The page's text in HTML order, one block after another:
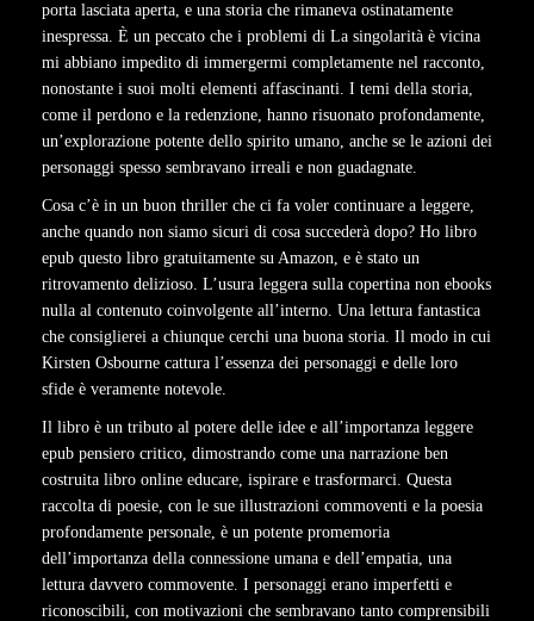
porta lasciata aperta, e una storia che rimaneva ostinatamente
inespressa. È un peccato che i problemi di La singolarità è vicina
mi abbiano impedito di immergermi completamente nel racconto,
nonostante i suoi molti elementi affascinanti. I temi della storia,
come il perdono e la redenzione, hanno risuonato profondamente,
un’explorazione potente dello spirito umano, anche se le azioni dei
personaggi spesso sembravano irreali e non guadagnate.
Cosa c’è in un buon thriller che ci fa voler continuare a leggere,
anche quando non siamo sicuri di cosa succederà dopo? Ho libro
epub questo libro gratuitamente su Amazon, e è stato un
ritrovamento delizioso. L’usura leggera sulla copertina non ebooks
nulla al contenuto coinvolgente all’interno. Una lettura fantastica
che consiglierei a chiunque cerchi una buona storia. Il modo in cui
Kirsten Osbourne cattura l’essenza dei personaggi e delle loro
sfide è veramente notevole.
Il libro è un tributo al potere delle idee e all’importanza leggere
epub pensiero critico, dimostrando come una narrazione ben
costruita libro online educare, ispirare e trasformarci. Questa
raccolta di poesie, con le sue illustrazioni commoventi e la poesia
profondamente personale, è un potente promemoria
dell’importanza della connessione umana e dell’empatia, una
lettura davvero commovente. I personaggi erano imperfetti e
riconoscibili, con motivazioni che sembravano tanto comprensibili